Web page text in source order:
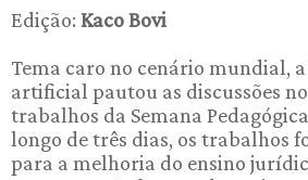
Edição: Kaco Bovi
Tema caro no cenário mundial,
artificial pautou as discussões
trabalhos da Semana
longo de três dias, os trabalhos
para a melhoria do ensino